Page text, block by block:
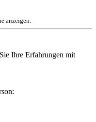
anzeigen.
Ihre Erfahrungen mit